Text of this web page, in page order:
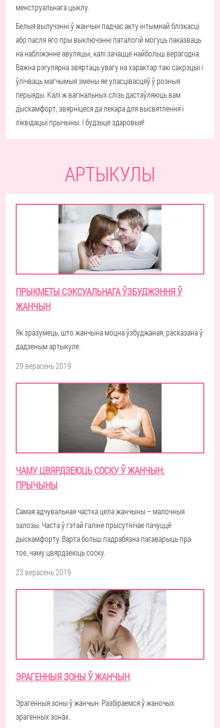
менструальнага цыклу.
Белыя вылучэнні ў жанчын падчас акту інтымнай блізкасці
або пасля яго пры выключэнні паталогій могуць паказваць
на набліжэнне авуляцыі, калі зачацце найбольш верагодна.
Важна рэгулярна звяртаць увагу на характар такі сакрэцыі і
ўлічваць магчымыя змены яе уласцівасцяў ў розныя
перыяды. Калі ж вагінальных слізь дастаўляюць вам
дыскамфорт, звярніцеся да лекара для высвятлення і
ліквідацыі прычыны. І будзьце здаровыя!
АРТЫКУЛЫ
ПРЫКМЕТЫ СЭКСУАЛЬНАГА ЎЗБУДЖЭННЯ Ў
ЖАНЧЫН
Як зразумець, што жанчына моцна ўзбуджаная, расказана ў
дадзеным артыкуле.
29 верасень 2019
ЧАМУ ЦВЯРДЗЕЮЦЬ СОСКУ Ў ЖАНЧЫН:
ПРЫЧЫНЫ
Самая адчувальная частка цела жанчыны – малочныя
залозы. Часта ў гэтай галіне прысутнічае пачуццё
дыскамфорту. Варта больш падрабязна пагаварыць пра
тое, чаму цвярдзеюць соску.
23 верасень 2019
ЭРАГЕННЫЯ ЗОНЫ Ў ЖАНЧЫН
Эрагенныя зоны ў жанчын. Разбіраемся ў жаночых
эрагенных зонах.